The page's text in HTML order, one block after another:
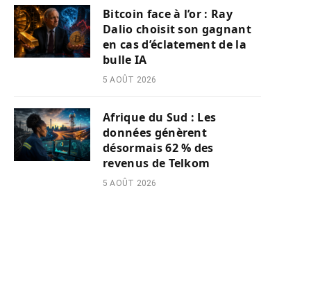
Bitcoin face à l’or : Ray
Dalio choisit son gagnant
en cas d’éclatement de la
bulle IA
5 AOÛT 2026
Afrique du Sud : Les
données génèrent
désormais 62 % des
revenus de Telkom
5 AOÛT 2026